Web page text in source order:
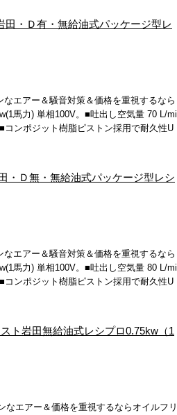
田・Ｄ有・無給油式パッケージ型レ
なエアー＆騒音対策＆価格を重視するなら
馬力) 単相100V。■吐出し空気量 70 L/mi
ンポジット樹脂ピストン採用で耐久性U
・Ｄ無・無給油式パッケージ型レシ
なエアー＆騒音対策＆価格を重視するなら
馬力) 単相100V。■吐出し空気量 80 L/mi
ンポジット樹脂ピストン採用で耐久性U
ト岩田無給油式レシプロ0.75kw（1
なエアー＆価格を重視するならオイルフリ